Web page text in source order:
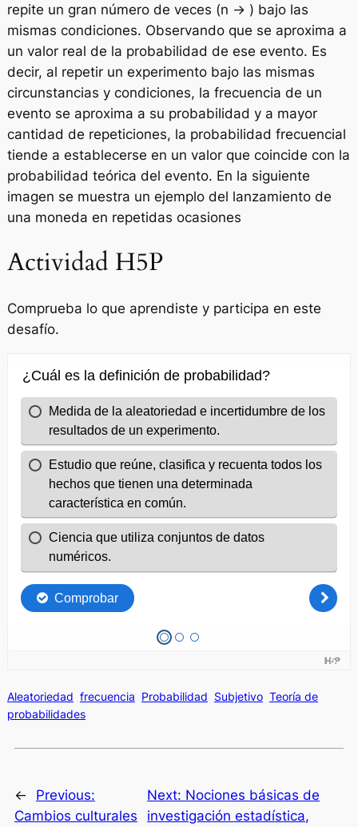
repite un gran número de veces (n → ) bajo las
mismas condiciones. Observando que se aproxima a
un valor real de la probabilidad de ese evento. Es
decir, al repetir un experimento bajo las mismas
circunstancias y condiciones, la frecuencia de un
evento se aproxima a su probabilidad y a mayor
cantidad de repeticiones, la probabilidad frecuencial
tiende a establecerse en un valor que coincide con la
probabilidad teórica del evento. En la siguiente
imagen se muestra un ejemplo del lanzamiento de
una moneda en repetidas ocasiones
Actividad H5P
Comprueba lo que aprendiste y participa en este
desafío.
Aleatoriedad frecuencia Probabilidad Subjetivo Teoría de
probabilidades
←
Previous:
Cambios culturales
Next: Nociones básicas de
investigación estadística,